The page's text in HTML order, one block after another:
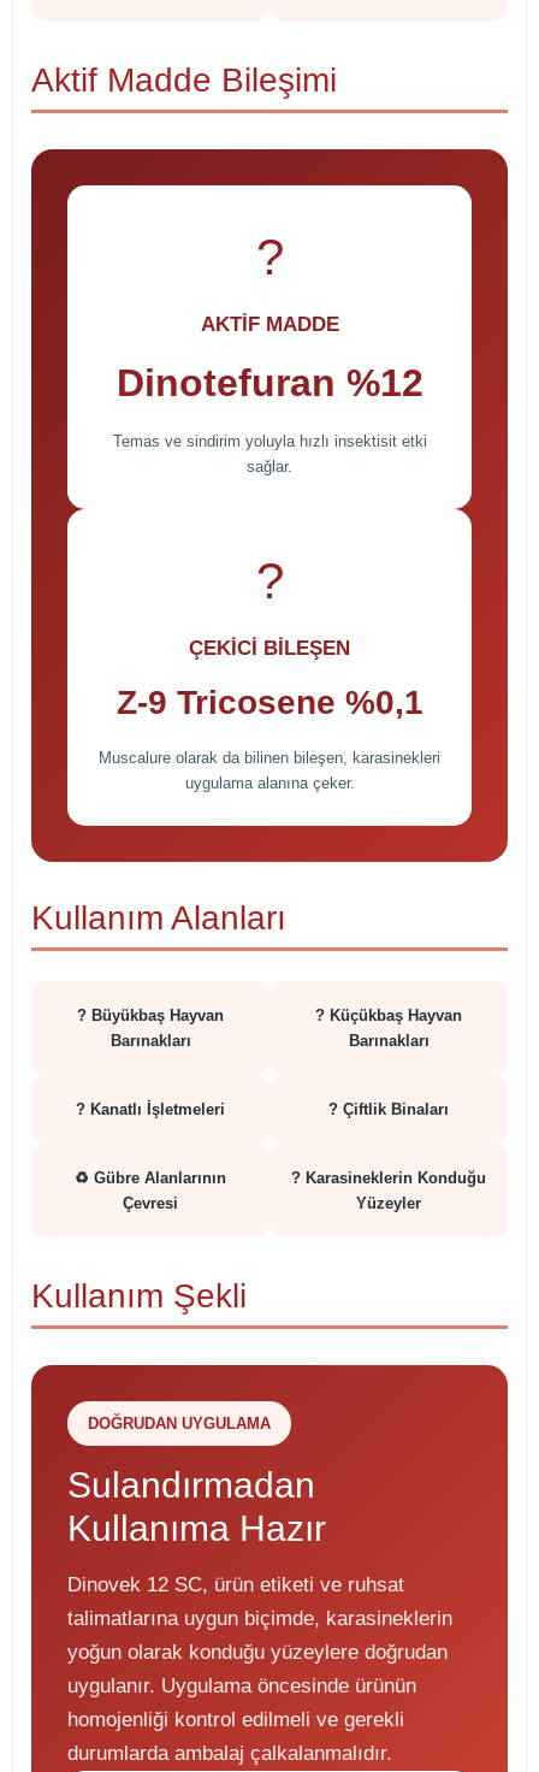
Aktif Madde Bileşimi
?
AKTİF MADDE
Dinotefuran %12
Temas ve sindirim yoluyla hızlı insektisit etki
sağlar.
?
ÇEKİCİ BİLEŞEN
Z-9 Tricosene %0,1
Muscalure olarak da bilinen bileşen, karasinekleri
uygulama alanına çeker.
Kullanım Alanları
? Büyükbaş Hayvan
Barınakları
? Küçükbaş Hayvan
Barınakları
? Kanatlı İşletmeleri ? Çiftlik Binaları
♻️ Gübre Alanlarının
Çevresi
? Karasineklerin Konduğu
Yüzeyler
Kullanım Şekli
DOĞRUDAN UYGULAMA
Sulandırmadan
Kullanıma Hazır
Dinovek 12 SC, ürün etiketi ve ruhsat
talimatlarına uygun biçimde, karasineklerin
yoğun olarak konduğu yüzeylere doğrudan
uygulanır. Uygulama öncesinde ürünün
homojenliği kontrol edilmeli ve gerekli
durumlarda ambalaj çalkalanmalıdır.